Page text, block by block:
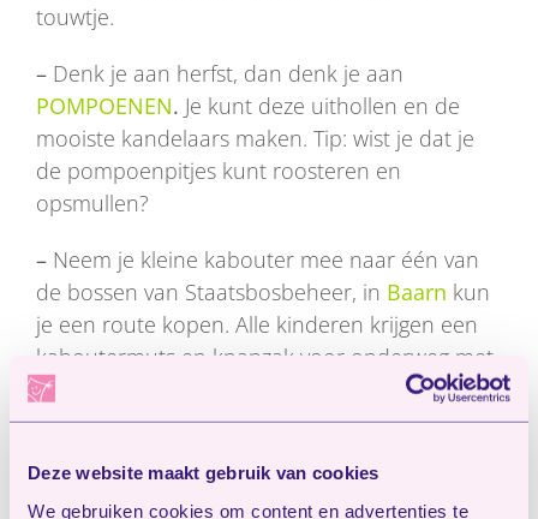
Deze website maakt gebruik van cookies
We gebruiken cookies om content en advertenties te
touwtje.
– Denk je aan herfst, dan denk je aan
POMPOENEN. Je kunt deze uithollen en de
mooiste kandelaars maken. Tip: wist je dat je
de pompoenpitjes kunt roosteren en
opsmullen?
– Neem je kleine kabouter mee naar één van
de bossen van Staatsbosbeheer, in Baarn kun
je een route kopen. Alle kinderen krijgen een
kaboutermuts en knapzak voor onderweg met
leuke opdrachten.